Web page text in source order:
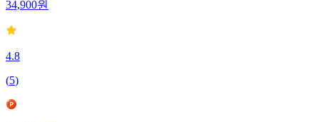
34,900원
4.8
(5)